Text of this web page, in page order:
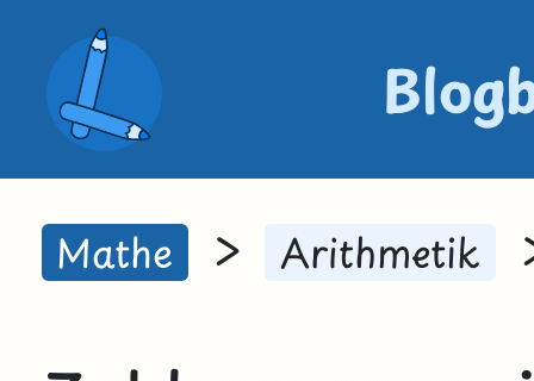
Mathe > Arithmetik